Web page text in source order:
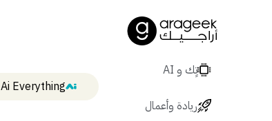
تٍك و AI
ريادة وأعمال
Ai Everything